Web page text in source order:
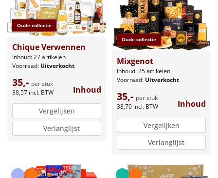
Oude collectie
Chique Verwennen
Inhoud: 27 artikelen
Voorraad: Uitverkocht
35,- per stuk
38,57 incl. BTW Inhoud
Vergelijken
Verlanglijst
Oude collectie
Mixgenot
Inhoud: 25 artikelen
Voorraad: Uitverkocht
35,- per stuk
38,70 incl. BTW Inhoud
Vergelijken
Verlanglijst